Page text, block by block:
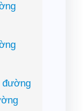
đường